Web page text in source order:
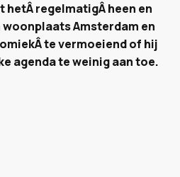
hetÂ regelmatigÂ heen en
Amsterdam en
te vermoeiend of hij
agenda te weinig aan toe.